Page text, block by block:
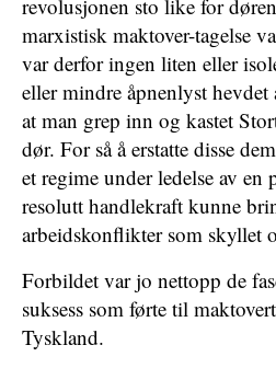
revolusjonen sto like for
marxistisk maktover-tagelse
var derfor ingen liten eller
eller mindre åpnenlyst
at man grep inn og kastet
dør. For så å erstatte disse
et regime under ledelse av en
resolutt handlekraft kunne
arbeidskonflikter som skyllet
Forbildet var jo nettopp de
suksess som førte til
Tyskland.